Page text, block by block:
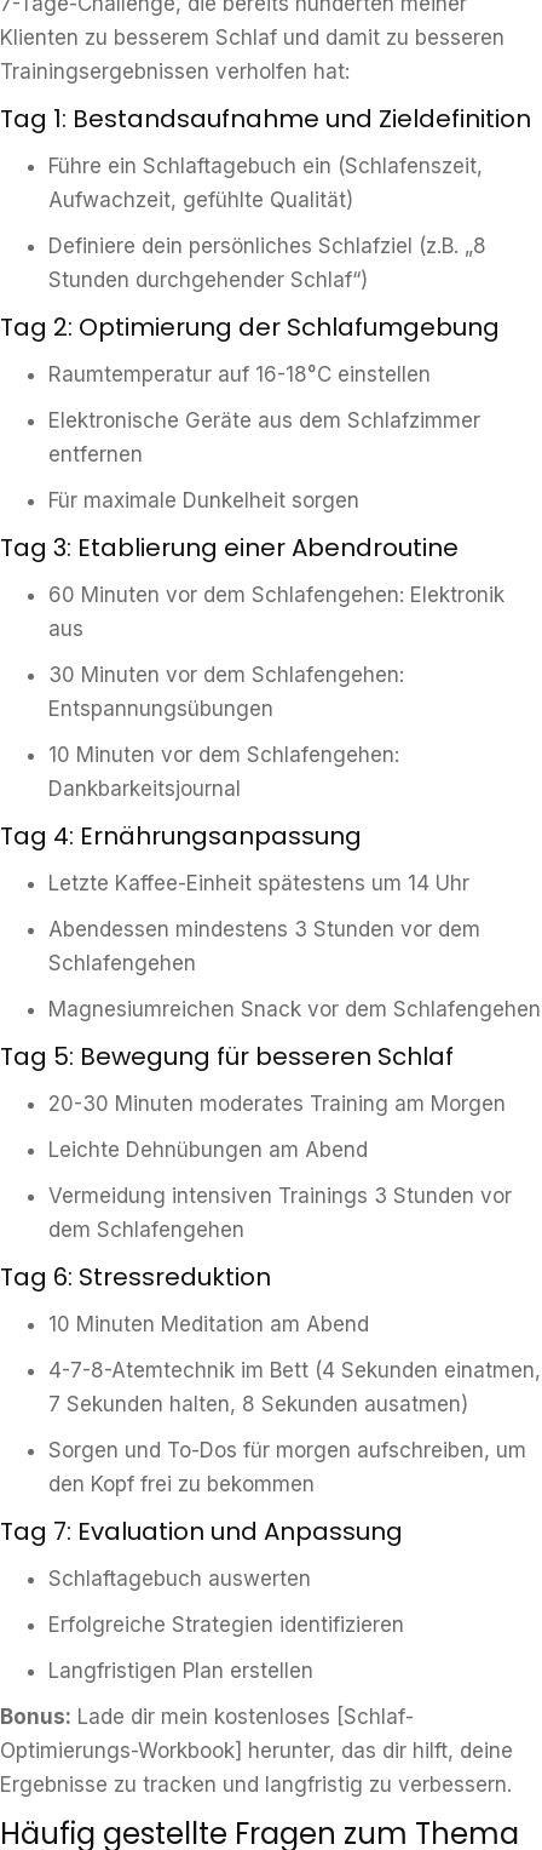
Klienten zu besserem Schlaf und damit zu besseren
Trainingsergebnissen verholfen hat:
Tag 1: Bestandsaufnahme und Zieldefinition
Führe ein Schlaftagebuch ein (Schlafenszeit,
Aufwachzeit, gefühlte Qualität)
Definiere dein persönliches Schlafziel (z.B. „8
Stunden durchgehender Schlaf“)
Tag 2: Optimierung der Schlafumgebung
Raumtemperatur auf 16-18°C einstellen
Elektronische Geräte aus dem Schlafzimmer
entfernen
Für maximale Dunkelheit sorgen
Tag 3: Etablierung einer Abendroutine
60 Minuten vor dem Schlafengehen: Elektronik
aus
30 Minuten vor dem Schlafengehen:
Entspannungsübungen
10 Minuten vor dem Schlafengehen:
Dankbarkeitsjournal
Tag 4: Ernährungsanpassung
Letzte Kaffee-Einheit spätestens um 14 Uhr
Abendessen mindestens 3 Stunden vor dem
Schlafengehen
Magnesiumreichen Snack vor dem Schlafengehen
Tag 5: Bewegung für besseren Schlaf
20-30 Minuten moderates Training am Morgen
Leichte Dehnübungen am Abend
Vermeidung intensiven Trainings 3 Stunden vor
dem Schlafengehen
Tag 6: Stressreduktion
10 Minuten Meditation am Abend
4-7-8-Atemtechnik im Bett (4 Sekunden einatmen,
7 Sekunden halten, 8 Sekunden ausatmen)
Sorgen und To-Dos für morgen aufschreiben, um
den Kopf frei zu bekommen
Tag 7: Evaluation und Anpassung
Schlaftagebuch auswerten
Erfolgreiche Strategien identifizieren
Langfristigen Plan erstellen
Bonus: Lade dir mein kostenloses [Schlaf-
Optimierungs-Workbook] herunter, das dir hilft, deine
Ergebnisse zu tracken und langfristig zu verbessern.
Häufig gestellte Fragen zum Thema